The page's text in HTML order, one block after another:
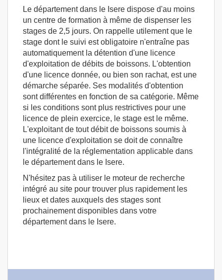
Le département dans le Isere dispose d'au moins
un centre de formation à même de dispenser les
stages de 2,5 jours. On rappelle utilement que le
stage dont le suivi est obligatoire n'entraîne pas
automatiquement la détention d'une licence
d'exploitation de débits de boissons. L'obtention
d'une licence donnée, ou bien son rachat, est une
démarche séparée. Ses modalités d'obtention
sont différentes en fonction de sa catégorie. Même
si les conditions sont plus restrictives pour une
licence de plein exercice, le stage est le même.
L'exploitant de tout débit de boissons soumis à
une licence d'exploitation se doit de connaître
l'intégralité de la réglementation applicable dans
le département dans le Isere.
N'hésitez pas à utiliser le moteur de recherche
intégré au site pour trouver plus rapidement les
lieux et dates auxquels des stages sont
prochainement disponibles dans votre
département dans le Isere.